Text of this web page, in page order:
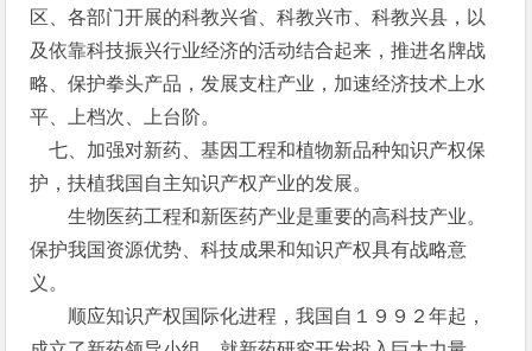
区、各部门开展的科教兴省、科教兴市、科教兴县，以
及依靠科技振兴行业经济的活动结合起来，推进名牌战
略、保护拳头产品，发展支柱产业，加速经济技术上水
平、上档次、上台阶。
七、加强对新药、基因工程和植物新品种知识产权保
护，扶植我国自主知识产权产业的发展。
生物医药工程和新医药产业是重要的高科技产业。
保护我国资源优势、科技成果和知识产权具有战略意
义。
顺应知识产权国际化进程，我国自１９９２年起，